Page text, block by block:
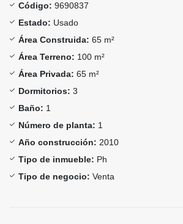
Código: 9690837
Estado: Usado
Área Construida: 65 m²
Área Terreno: 100 m²
Área Privada: 65 m²
Dormitorios: 3
Baño: 1
Número de planta: 1
Año construcción: 2010
Tipo de inmueble: Ph
Tipo de negocio: Venta